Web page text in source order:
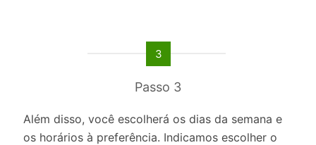
3
Passo 3
Além disso, você escolherá os dias da semana e
os horários à preferência. Indicamos escolher o